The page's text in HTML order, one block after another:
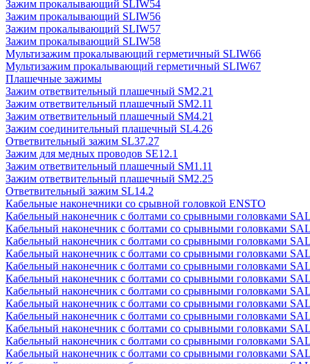
Зажим прокалывающий SLIW54
Зажим прокалывающий SLIW56
Зажим прокалывающий SLIW57
Зажим прокалывающий SLIW58
Мультизажим прокалывающий герметичный SLIW66
Мультизажим прокалывающий герметичный SLIW67
Плашечные зажимы
Зажим ответвительный плашечный SM2.21
Зажим ответвительный плашечный SM2.11
Зажим ответвительный плашечный SM4.21
Зажим соединительный плашечный SL4.26
Ответвительный зажим SL37.27
Зажим для медных проводов SE12.1
Зажим ответвительный плашечный SM1.11
Зажим ответвительный плашечный SM2.25
Ответвительный зажим SL14.2
Кабельные наконечники со срывной головкой ENSTO
Кабельный наконечник с болтами со срывными головками
Кабельный наконечник с болтами со срывными головками
Кабельный наконечник с болтами со срывными головками
Кабельный наконечник с болтами со срывными головками
Кабельный наконечник с болтами со срывными головками
Кабельный наконечник с болтами со срывными головками
Кабельный наконечник с болтами со срывными головками
Кабельный наконечник с болтами со срывными головками
Кабельный наконечник с болтами со срывными головками
Кабельный наконечник с болтами со срывными головками
Кабельный наконечник с болтами со срывными головками
Кабельный наконечник с болтами со срывными головками